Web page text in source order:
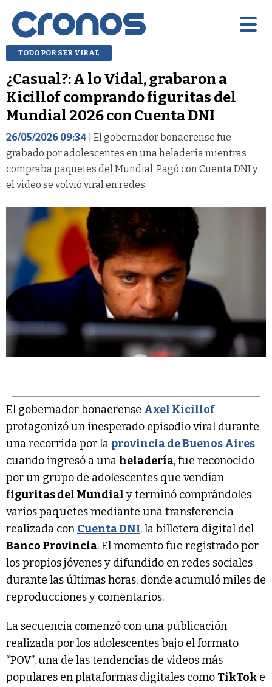
TODO POR SER VIRAL
¿Casual?: A lo Vidal, grabaron a
Kicillof comprando figuritas del
Mundial 2026 con Cuenta DNI
26/05/2026 09:34 | El gobernador bonaerense fue
grabado por adolescentes en una heladería mientras
compraba paquetes del Mundial. Pagó con Cuenta DNI y
el video se volvió viral en redes.
El gobernador bonaerense Axel Kicillof
protagonizó un inesperado episodio viral durante
una recorrida por la provincia de Buenos Aires
cuando ingresó a una heladería, fue reconocido
por un grupo de adolescentes que vendían
figuritas del Mundial y terminó comprándoles
varios paquetes mediante una transferencia
realizada con Cuenta DNI, la billetera digital del
Banco Provincia. El momento fue registrado por
los propios jóvenes y difundido en redes sociales
durante las últimas horas, donde acumuló miles de
reproducciones y comentarios.
La secuencia comenzó con una publicación
realizada por los adolescentes bajo el formato
“POV”, una de las tendencias de videos más
populares en plataformas digitales como TikTok e